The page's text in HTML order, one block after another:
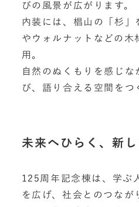
びの風景が広がります。
内装には、椙山の「杉」
やウォルナットなどの木
用。
自然のぬくもりを感じな
び、語り合える空間をつ
未来へひらく、新
125周年記念棟は、学ぶ
を広げ、社会とのつなが